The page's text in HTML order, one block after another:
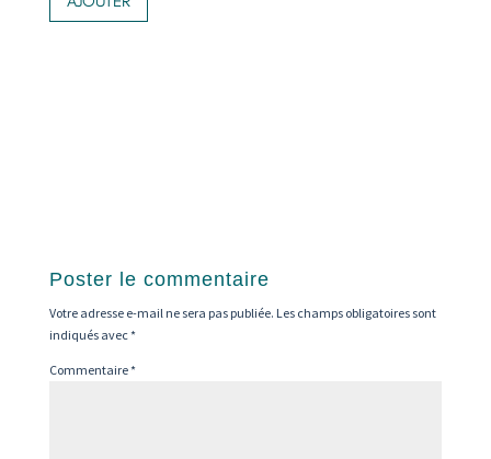
a
produit
Poster le commentaire
Votre adresse e-mail ne sera pas publiée. Les champs obligatoires sont
indiqués avec*
Commentaire*